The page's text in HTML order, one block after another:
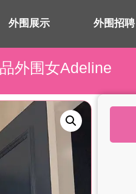
外围展示 外围招聘
外围女Adeline